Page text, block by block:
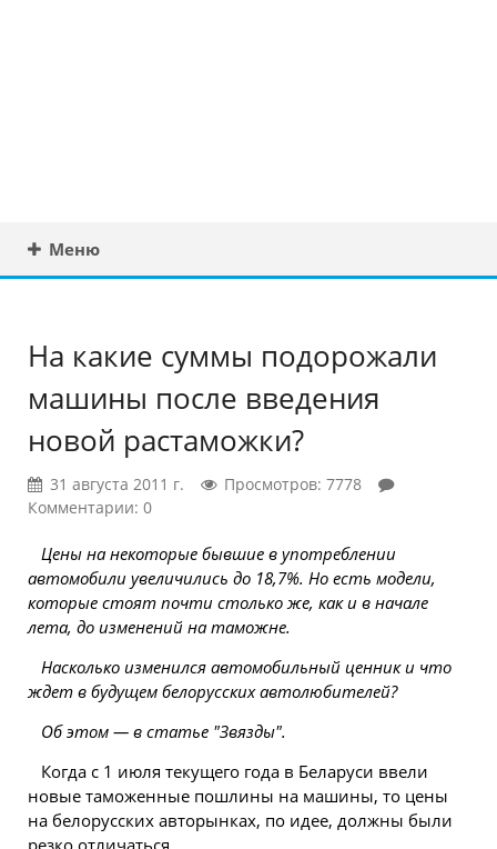
Меню
На какие суммы подорожали
машины после введения
новой растаможки?
31 августа 2011 г.
Просмотров: 7778
Комментарии: 0
Цены на некоторые бывшие в употреблении
автомобили увеличились до 18,7%. Но есть модели,
которые стоят почти столько же, как и в начале
лета, до изменений на таможне.
Насколько изменился автомобильный ценник и что
ждет в будущем белорусских автолюбителей?
Об этом — в статье "Звязды".
Когда с 1 июля текущего года в Беларуси ввели
новые таможенные пошлины на машины, то цены
на белорусских авторынках, по идее, должны были
резко отличаться.